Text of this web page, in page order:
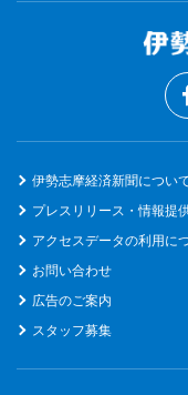
伊勢志摩経済新聞につい
プレスリリース・情報提
アクセスデータの利用に
お問い合わせ
広告のご案内
スタッフ募集